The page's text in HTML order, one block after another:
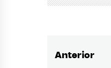
Anterior